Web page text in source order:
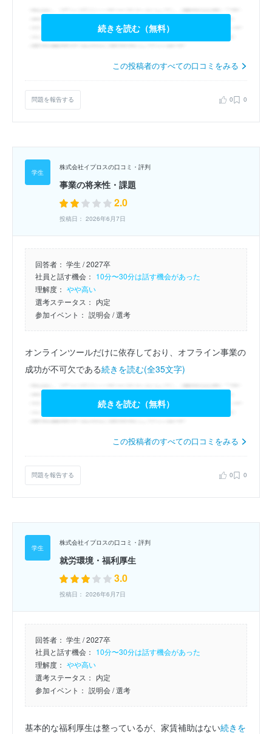
続きを読む（無料）
この投稿者のすべての口コミをみる
問題を報告する 0 0
株式会社イプロスの口コミ・評判
事業の将来性・課題
2.0
投稿日： 2026年6月7日
回答者： 学生 / 2027卒
社員と話す機会： 10分〜30分は話す機会があった
理解度： やや高い
選考ステータス： 内定
参加イベント： 説明会/ 選考
オンラインツールだけに依存しており、オフライン事業の
成功が不可欠である続きを読む(全35文字)
続きを読む（無料）
この投稿者のすべての口コミをみる
問題を報告する 0 0
株式会社イプロスの口コミ・評判
就労環境・福利厚生
3.0
投稿日： 2026年6月7日
回答者： 学生 / 2027卒
社員と話す機会： 10分〜30分は話す機会があった
理解度： やや高い
選考ステータス： 内定
参加イベント： 説明会/ 選考
基本的な福利厚生は整っているが、家賃補助はない続きを